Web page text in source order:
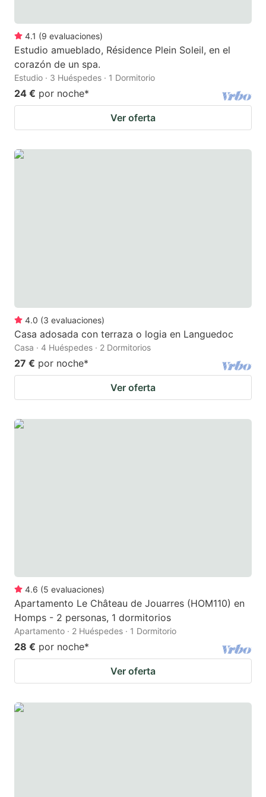
4.1 (9 evaluaciones)
Estudio amueblado, Résidence Plein Soleil, en el
corazón de un spa.
Estudio · 3 Huéspedes · 1 Dormitorio
24 € por noche*
Ver oferta
4.0 (3 evaluaciones)
Casa adosada con terraza o logia en Languedoc
Casa · 4 Huéspedes · 2 Dormitorios
27 € por noche*
Ver oferta
4.6 (5 evaluaciones)
Apartamento Le Château de Jouarres (HOM110) en
Homps - 2 personas, 1 dormitorios
Apartamento · 2 Huéspedes · 1 Dormitorio
28 € por noche*
Ver oferta